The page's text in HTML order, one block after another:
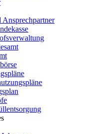
Ansprechpartner